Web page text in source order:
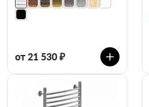
от 21 530 ₽